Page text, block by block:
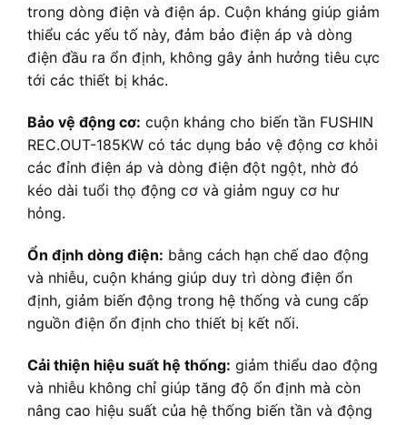
trong dòng điện và điện áp. Cuộn kháng giúp giảm
thiểu các yếu tố này, đảm bảo điện áp và dòng
điện đầu ra ổn định, không gây ảnh hưởng tiêu cực
tới các thiết bị khác.
Bảo vệ động cơ: cuộn kháng cho biến tần FUSHIN
REC.OUT-185KW có tác dụng bảo vệ động cơ khỏi
các đỉnh điện áp và dòng điện đột ngột, nhờ đó
kéo dài tuổi thọ động cơ và giảm nguy cơ hư
hỏng.
Ổn định dòng điện: bằng cách hạn chế dao động
và nhiễu, cuộn kháng giúp duy trì dòng điện ổn
định, giảm biến động trong hệ thống và cung cấp
nguồn điện ổn định cho thiết bị kết nối.
Cải thiện hiệu suất hệ thống: giảm thiểu dao động
và nhiễu không chỉ giúp tăng độ ổn định mà còn
nâng cao hiệu suất của hệ thống biến tần và động